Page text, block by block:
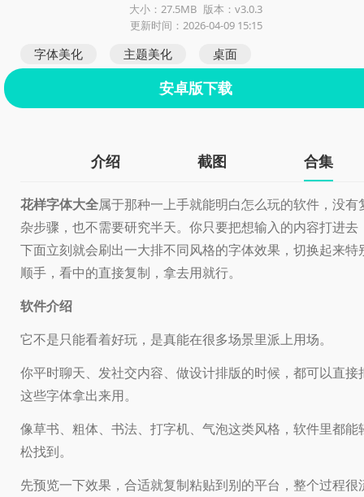
大小：27.5MB 版本：v3.0.3
更新时间：2026-04-09 15:15
字体美化 主题美化 桌面
安卓版下载
介绍 截图 合集
花样字体大全属于那种一上手就能明白怎么玩的软件，没有
杂步骤，也不需要研究半天。你只要把想输入的内容打进去
下面立刻就会刷出一大排不同风格的字体效果，切换起来特
顺手，看中的直接复制，拿去用就行。
软件介绍
它不是只能看着好玩，是真能在很多场景里派上用场。
你平时聊天、发社交内容、做设计排版的时候，都可以直接
这些字体拿出来用。
像草书、粗体、书法、打字机、气泡这类风格，软件里都能
松找到。
先预览一下效果，合适就复制粘贴到别的平台，整个过程很